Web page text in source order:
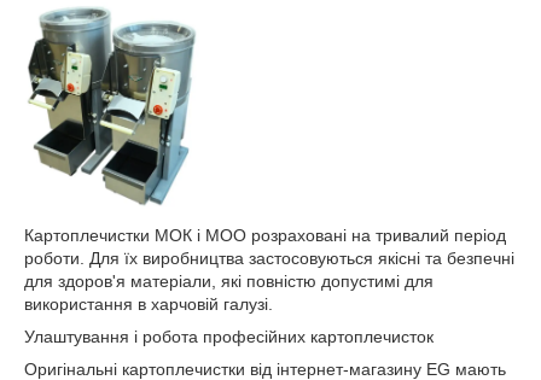
Картоплечистки МОК і МОО розраховані на тривалий період
роботи. Для їх виробництва застосовуються якісні та безпечні
для здоров'я матеріали, які повністю допустимі для
використання в харчовій галузі.
Улаштування і робота професійних картоплечисток
Оригінальні картоплечистки від інтернет-магазину EG мають